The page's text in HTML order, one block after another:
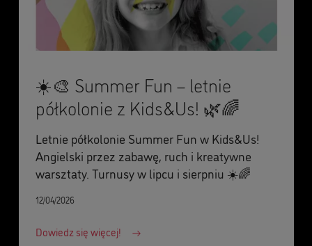
☀️🎨 Summer Fun – letnie
półkolonie z Kids&Us! 🌿🌈
Letnie półkolonie Summer Fun w Kids&Us!
Angielski przez zabawę, ruch i kreatywne
warsztaty. Turnusy w lipcu i sierpniu ☀️🌈
12/04/2026
Dowiedz się więcej!